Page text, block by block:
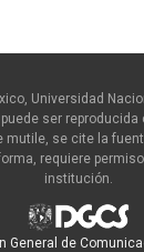
Universidad
puede ser
mutile, se cite la
requiere
institución.
General de